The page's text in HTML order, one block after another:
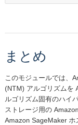
プロイする方法は 2 つ
ィングサービスを使
プします。
データセット全体の
バッチ変換を使用し
分布型確率的近傍埋め
あり、元の高次元空間
元数を 2 に設定すると
視覚化ツールとして使
Jupyter ノートブック
新しいコードセルに貼
まとめ
このモジュールでは、
(NTM) アルゴリズムを
ルゴリズム固有のハイ
ストレージ用の
Amazon SageMaker ホ